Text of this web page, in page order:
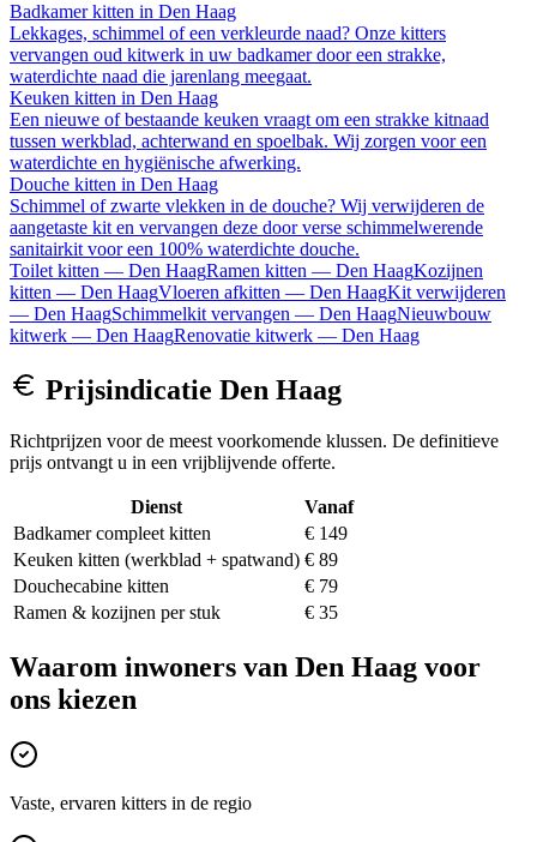
Badkamer kitten in Den Haag
Lekkages, schimmel of een verkleurde naad? Onze kitters
vervangen oud kitwerk in uw badkamer door een strakke,
waterdichte naad die jarenlang meegaat.
Keuken kitten in Den Haag
Een nieuwe of bestaande keuken vraagt om een strakke kitnaad
tussen werkblad, achterwand en spoelbak. Wij zorgen voor een
waterdichte en hygiënische afwerking.
Douche kitten in Den Haag
Schimmel of zwarte vlekken in de douche? Wij verwijderen de
aangetaste kit en vervangen deze door verse schimmelwerende
sanitairkit voor een 100% waterdichte douche.
Toilet kitten — Den HaagRamen kitten — Den HaagKozijnen
kitten — Den HaagVloeren afkitten — Den HaagKit verwijderen
— Den HaagSchimmelkit vervangen — Den HaagNieuwbouw
kitwerk — Den HaagRenovatie kitwerk — Den Haag
Prijsindicatie Den Haag
Richtprijzen voor de meest voorkomende klussen. De definitieve
prijs ontvangt u in een vrijblijvende offerte.
Dienst
Vanaf
Badkamer compleet kitten
€ 149
Keuken kitten (werkblad + spatwand) € 89
Douchecabine kitten
€ 79
Ramen & kozijnen per stuk
€ 35
Waarom inwoners van Den Haag voor
ons kiezen
Vaste, ervaren kitters in de regio